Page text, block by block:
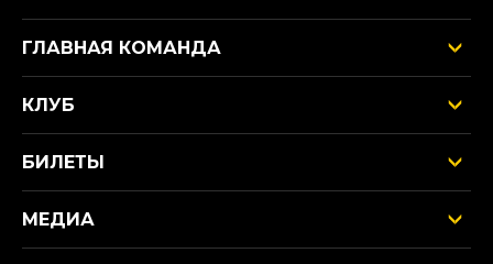
ГЛАВНАЯ КОМАНДА
КЛУБ
БИЛЕТЫ
МЕДИА